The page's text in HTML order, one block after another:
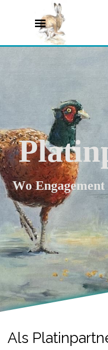
Direkt zum Seiteninhalt
Menü
Menü überspringen
Platinpartner
Wo Engagement auf Ästhetik
Als